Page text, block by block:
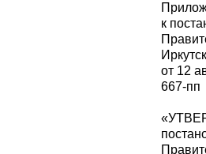
к
от 12
667-пп